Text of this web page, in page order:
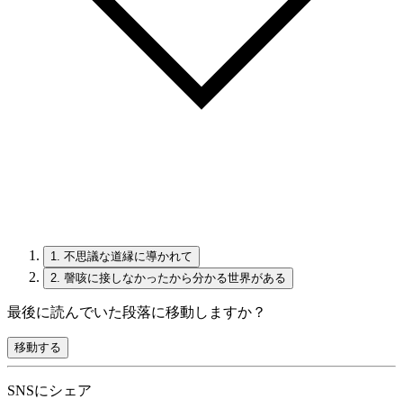
1.
不思議な道縁に導かれて
2. 謦咳に接しなかったから分かる世界がある
最後に読んでいた段落に移動しますか？
移動する
SNSにシェア